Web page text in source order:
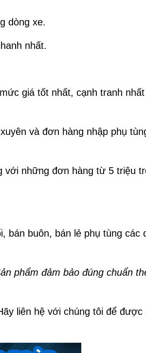
dòng xe.
nhất.
giá tốt nhất, cạnh tranh
và đơn hàng nhập phụ
với những đơn hàng từ 5 triệu
bán buôn, bán lẻ phụ tùng các
phẩm đảm bảo đúng chuẩn
liên hệ với chúng tôi để được